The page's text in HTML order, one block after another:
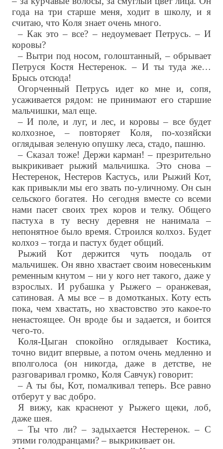
года на три старше меня, ходит в школу, и я
считаю, что Коля знает очень много.
– Как это – все? – недоумевает Петрусь. – И
коровы?
– Вытри под носом, голоштанный, – обрывает
Петруся Костя Нестеренок. – И ты туда же…
Брысь отсюда!
Огорченный Петрусь идет ко мне и, сопя,
усаживается рядом: не принимают его старшие
мальчишки, мал еще.
– И поле, и луг, и лес, и коровы – все будет
колхозное, – повторяет Коля, по-хозяйски
оглядывая зеленую опушку леса, стадо, пашню.
– Сказал тоже! Держи карман! – презрительно
выкрикивает рыжий мальчишка. Это снова –
Нестеренок, Нестеров Кастусь, или Рыжий Кот,
как привыкли мы его звать по-уличному. Он сын
сельского богатея. Но сегодня вместе со всеми
нами пасет своих трех коров и телку. Общего
пастуха в ту весну деревня не нанимала –
непонятное было время. Строился колхоз. Будет
колхоз – тогда и пастух будет общий.
Рыжий Кот держится чуть поодаль от
мальчишек. Он явно хвастает своим новесеньким
ременным кнутом – ни у кого нет такого, даже у
взрослых. И рубашка у Рыжего – оранжевая,
сатиновая. А мы все – в домотканых. Коту есть
пока, чем хвастать, но хвастовство это какое-то
ненастоящее. Он вроде бы и задается, и боится
чего-то.
Коля-Цыган спокойно оглядывает Костика,
точно видит впервые, а потом очень медленно и
вполголоса (он никогда, даже в детстве, не
разговаривал громко, Коля Савчук) говорит:
– А ты бы, Кот, помалкивал теперь. Все равно
отберут у вас добро.
Я вижу, как краснеют у Рыжего щеки, лоб,
даже шея.
– Ты что ли? – задыхается Нестеренок. – С
этими голодранцами? – выкрикивает он.